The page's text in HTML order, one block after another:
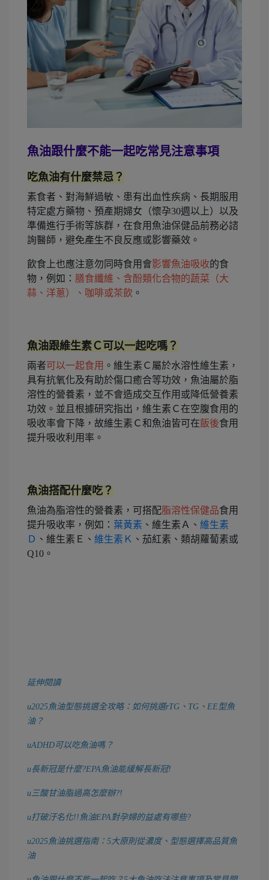
魚油跟什麼不能一起吃常見注意事項
吃魚油有什麼禁忌？
素食者、對海鮮過敏、患有出血性疾病、長期服用
特定處方藥物、預產期婦女（懷孕30週以上）以及
準備進行手術等族群，在食用魚油保健品前務必諮
詢醫師，避免產生不良反應或影響藥效。
飲食上也應注意勿同時食用會影響魚油吸收的食
物，例如： 膳食纖維、含酚類化合物的蔬菜（大
蒜、洋蔥）、咖啡或茶飲 。
魚油跟維生素Ｃ可以一起吃嗎？
兩者可以一起食用 。維生素Ｃ屬於水溶性維生素，
具有抗氧化及有助於傷口癒合等功效，魚油屬於脂
溶性的營養素，並不會造成交互作用或降低營養素
功效。並且根據研究指出，維生素Ｃ在空腹食用的
吸收率會下降，故維生素Ｃ和魚油皆可在飯後食用
提升吸收利用率。
魚油搭配什麼吃？
魚油為脂溶性的營養素，可搭配脂溶性保健品食用
提升吸收率，例如： 葉黃素 、維生素Ａ、 維生素
Ｄ 、維生素Ｅ、 維生素Ｋ 、茄紅素、類胡蘿蔔素或
Q10。
延伸閱讀
u2025魚油型態挑選全攻略：如何挑選rTG、TG、EE型魚
油？
uADHD可以吃魚油嗎？
u長新冠是什麼?EPA魚油能緩解長新冠!
u三酸甘油脂過高怎麼辦?!
u打破汙名化!!魚油EPA對孕婦的益處有哪些?
u2025魚油挑選指南：5大原則從濃度、型態選擇高品質魚
油